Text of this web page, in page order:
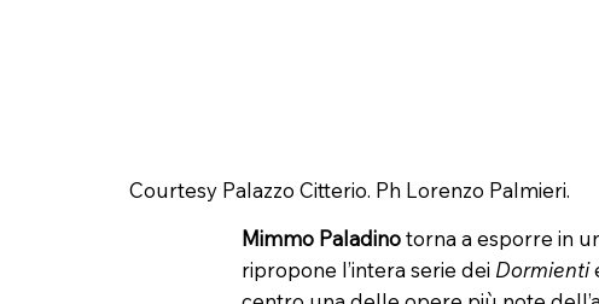
Courtesy Palazzo Citterio. Ph Lorenzo Palmieri.
Mimmo Paladinotorna a esporre in
ripropone l’intera serie dei Dormienti